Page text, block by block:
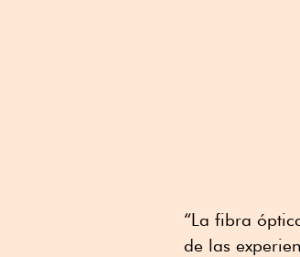
“La fibra
de las